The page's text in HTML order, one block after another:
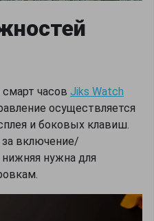
часов Jiks Watch
осуществляется
и боковых клавиш.
за включение/
нужна для